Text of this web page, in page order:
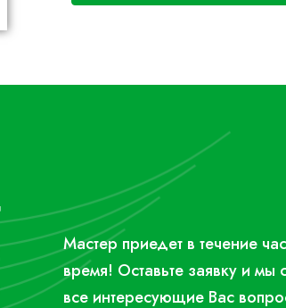
Мастер приедет в течение
время! Оставьте заявку и мы
все интересующие Вас